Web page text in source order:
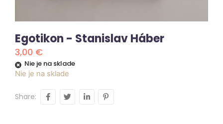
Egotikon - Stanislav Háber
3,00 €
Nie je na sklade
Nie je na sklade
Share: